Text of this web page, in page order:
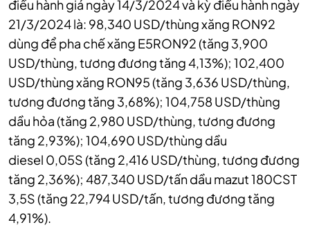
điều hành giá ngày 14/3/2024 và kỳ điều hành ngày
21/3/2024 là: 98,340 USD/thùng xăng RON92
dùng để pha chế xăng E5RON92 (tăng 3,900
USD/thùng, tương đương tăng 4,13%); 102,400
USD/thùng xăng RON95 (tăng 3,636 USD/thùng,
tương đương tăng 3,68%); 104,758 USD/thùng
dầu hỏa (tăng 2,980 USD/thùng, tương đương
tăng 2,93%); 104,690 USD/thùng dầu
diesel 0,05S (tăng 2,416 USD/thùng, tương đương
tăng 2,36%); 487,340 USD/tấn dầu mazut 180CST
3,5S (tăng 22,794 USD/tấn, tương đương tăng
4,91%).